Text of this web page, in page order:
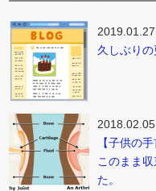
久しぶりの
【子供の
このまま
た。